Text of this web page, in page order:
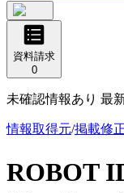
資料請求
0
未確認情報あり 最
情報取得元/掲載修
ROBOT